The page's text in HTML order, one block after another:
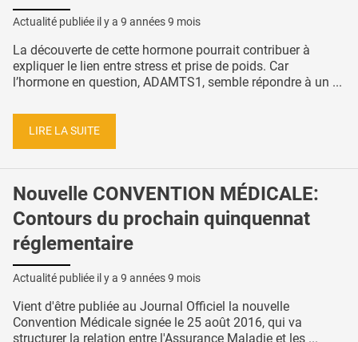
Actualité publiée il y a 9 années 9 mois
La découverte de cette hormone pourrait contribuer à
expliquer le lien entre stress et prise de poids. Car
l’hormone en question, ADAMTS1, semble répondre à un ...
LIRE LA SUITE
Nouvelle CONVENTION MÉDICALE:
Contours du prochain quinquennat
réglementaire
Actualité publiée il y a 9 années 9 mois
Vient d'être publiée au Journal Officiel la nouvelle
Convention Médicale signée le 25 août 2016, qui va
structurer la relation entre l'Assurance Maladie et les ...